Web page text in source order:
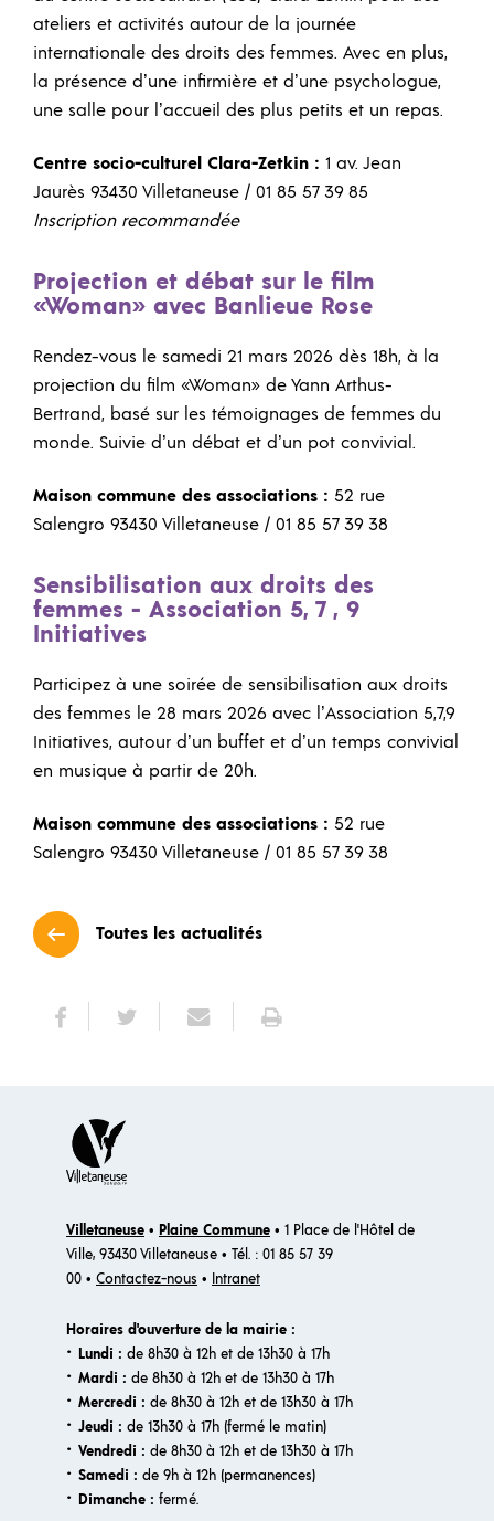
ateliers et activités autour de la journée
internationale des droits des femmes. Avec en plus,
la présence d’une infirmière et d’une psychologue,
une salle pour l’accueil des plus petits et un repas.
Centre socio-culturel Clara-Zetkin : 1 av. Jean
Jaurès 93430 Villetaneuse / 01 85 57 39 85
Inscription recommandée
Projection et débat sur le film
«Woman» avec Banlieue Rose
Rendez-vous le samedi 21 mars 2026 dès 18h, à la
projection du film «Woman» de Yann Arthus-
Bertrand, basé sur les témoignages de femmes du
monde. Suivie d’un débat et d’un pot convivial.
Maison commune des associations : 52 rue
Salengro 93430 Villetaneuse / 01 85 57 39 38
Sensibilisation aux droits des
femmes - Association 5, 7 , 9
Initiatives
Participez à une soirée de sensibilisation aux droits
des femmes le 28 mars 2026 avec l’Association 5,7,9
Initiatives, autour d’un buffet et d’un temps convivial
en musique à partir de 20h.
Maison commune des associations : 52 rue
Salengro 93430 Villetaneuse / 01 85 57 39 38
Toutes les actualités
Villetaneuse • Plaine Commune • 1 Place de l'Hôtel de
Ville, 93430 Villetaneuse • Tél. : 01 85 57 39
00 • Contactez-nous • Intranet
Horaires d'ouverture de la mairie :
· Lundi : de 8h30 à 12h et de 13h30 à 17h
· Mardi : de 8h30 à 12h et de 13h30 à 17h
· Mercredi : de 8h30 à 12h et de 13h30 à 17h
· Jeudi : de 13h30 à 17h (fermé le matin)
· Vendredi : de 8h30 à 12h et de 13h30 à 17h
· Samedi : de 9h à 12h (permanences)
·​ Dimanche : fermé.